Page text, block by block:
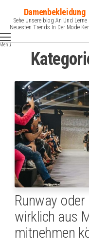
Inhalt
springen
Damenbekleidung
Sehe Unsere blog An Und Lerne
Neuesten Trends In Der Mode
Runway
wirklich aus
mitnehmen